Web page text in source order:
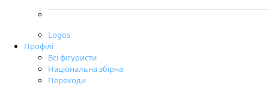
Logos
Профілі
Всі фігуристи
Національна збірна
Переходи